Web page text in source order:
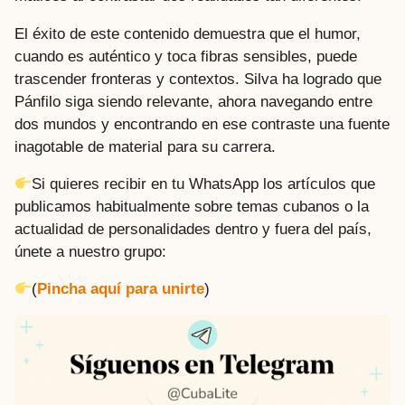
El éxito de este contenido demuestra que el humor,
cuando es auténtico y toca fibras sensibles, puede
trascender fronteras y contextos. Silva ha logrado que
Pánfilo siga siendo relevante, ahora navegando entre
dos mundos y encontrando en ese contraste una fuente
inagotable de material para su carrera.
Si quieres recibir en tu WhatsApp los artículos que
publicamos habitualmente sobre temas cubanos o la
actualidad de personalidades dentro y fuera del país,
únete a nuestro grupo:
(Pincha aquí para unirte)